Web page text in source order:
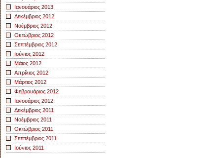
Ιανουάριος 2013
Δεκέμβριος 2012
Νοέμβριος 2012
Οκτώβριος 2012
Σεπτέμβριος 2012
Ιούνιος 2012
Μάιος 2012
Απρίλιος 2012
Μάρτιος 2012
Φεβρουάριος 2012
Ιανουάριος 2012
Δεκέμβριος 2011
Νοέμβριος 2011
Οκτώβριος 2011
Σεπτέμβριος 2011
Ιούνιος 2011